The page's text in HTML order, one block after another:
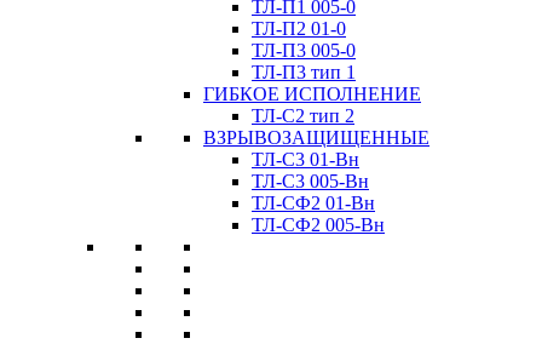
ТЛ-П1 005-0
ТЛ-П2 01-0
ТЛ-П3 005-0
ТЛ-П3 тип 1
ГИБКОЕ ИСПОЛНЕНИЕ
ТЛ-C2 тип 2
ВЗРЫВОЗАЩИЩЕННЫЕ
ТЛ-C3 01-Вн
ТЛ-C3 005-Вн
ТЛ-CФ2 01-Вн
ТЛ-CФ2 005-Вн